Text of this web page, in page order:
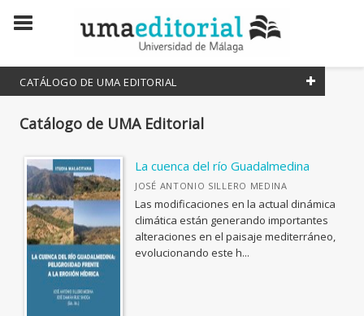
CATÁLOGO DE UMA EDITORIAL
COLECCIONES CIENTÍFICAS
Lineas de Arte
Estudios y Ensayos
Divulga
Innovación Educativa
Manuales
Catálogo de UMA Editorial
La cuenca del río Guadalmedina
JOSÉ ANTONIO SILLERO MEDINA
Las modificaciones en la actual dinámica
climática están generando importantes
alteraciones en el paisaje mediterráneo,
evolucionando este h...